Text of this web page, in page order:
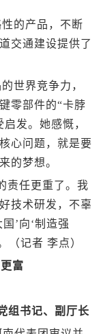
的产品，不断
交通建设提供了
世界竞争力，
零部件的“卡脖
发。她感慨，
心问题，就是要
的梦想。
责任更重了。我
技术研发，不辜
’向‘制造强
（记者 李点）
富
组书记、副厅长